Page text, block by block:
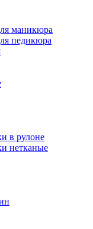
маникюра
педикюра
в рулоне
нетканые